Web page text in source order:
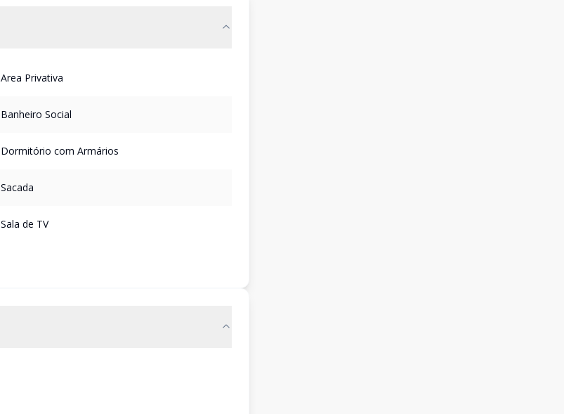
Area Privativa
Banheiro Social
Dormitório com Armários
Sacada
Sala de TV